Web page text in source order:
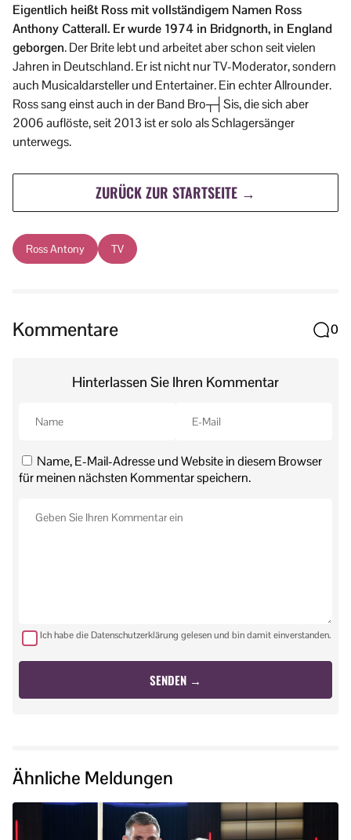
Eigentlich heißt Ross mit vollständigem Namen Ross
Anthony Catterall. Er wurde 1974 in Bridgnorth, in England
geborgen. Der Brite lebt und arbeitet aber schon seit vielen
Jahren in Deutschland. Er ist nicht nur TV-Moderator, sondern
auch Musicaldarsteller und Entertainer. Ein echter Allrounder.
Ross sang einst auch in der Band Bro┬┤Sis, die sich aber
2006 auflöste, seit 2013 ist er solo als Schlagersänger
unterwegs.
ZURÜCK ZUR STARTSEITE →
Ross Antony TV
Kommentare 0
Hinterlassen Sie Ihren Kommentar
Name, E-Mail-Adresse und Website in diesem Browser
für meinen nächsten Kommentar speichern.
Ich habe die Datenschutzerklärung gelesen und bin damit einverstanden.
Ähnliche Meldungen